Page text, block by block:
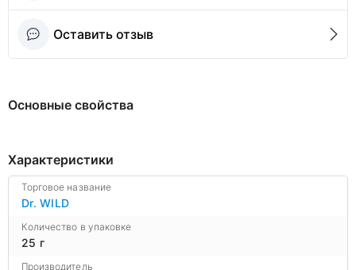
Оставить отзыв
Основные свойства
Характеристики
Торговое название
Dr. WILD
Количество в упаковке
25 г
Производитель